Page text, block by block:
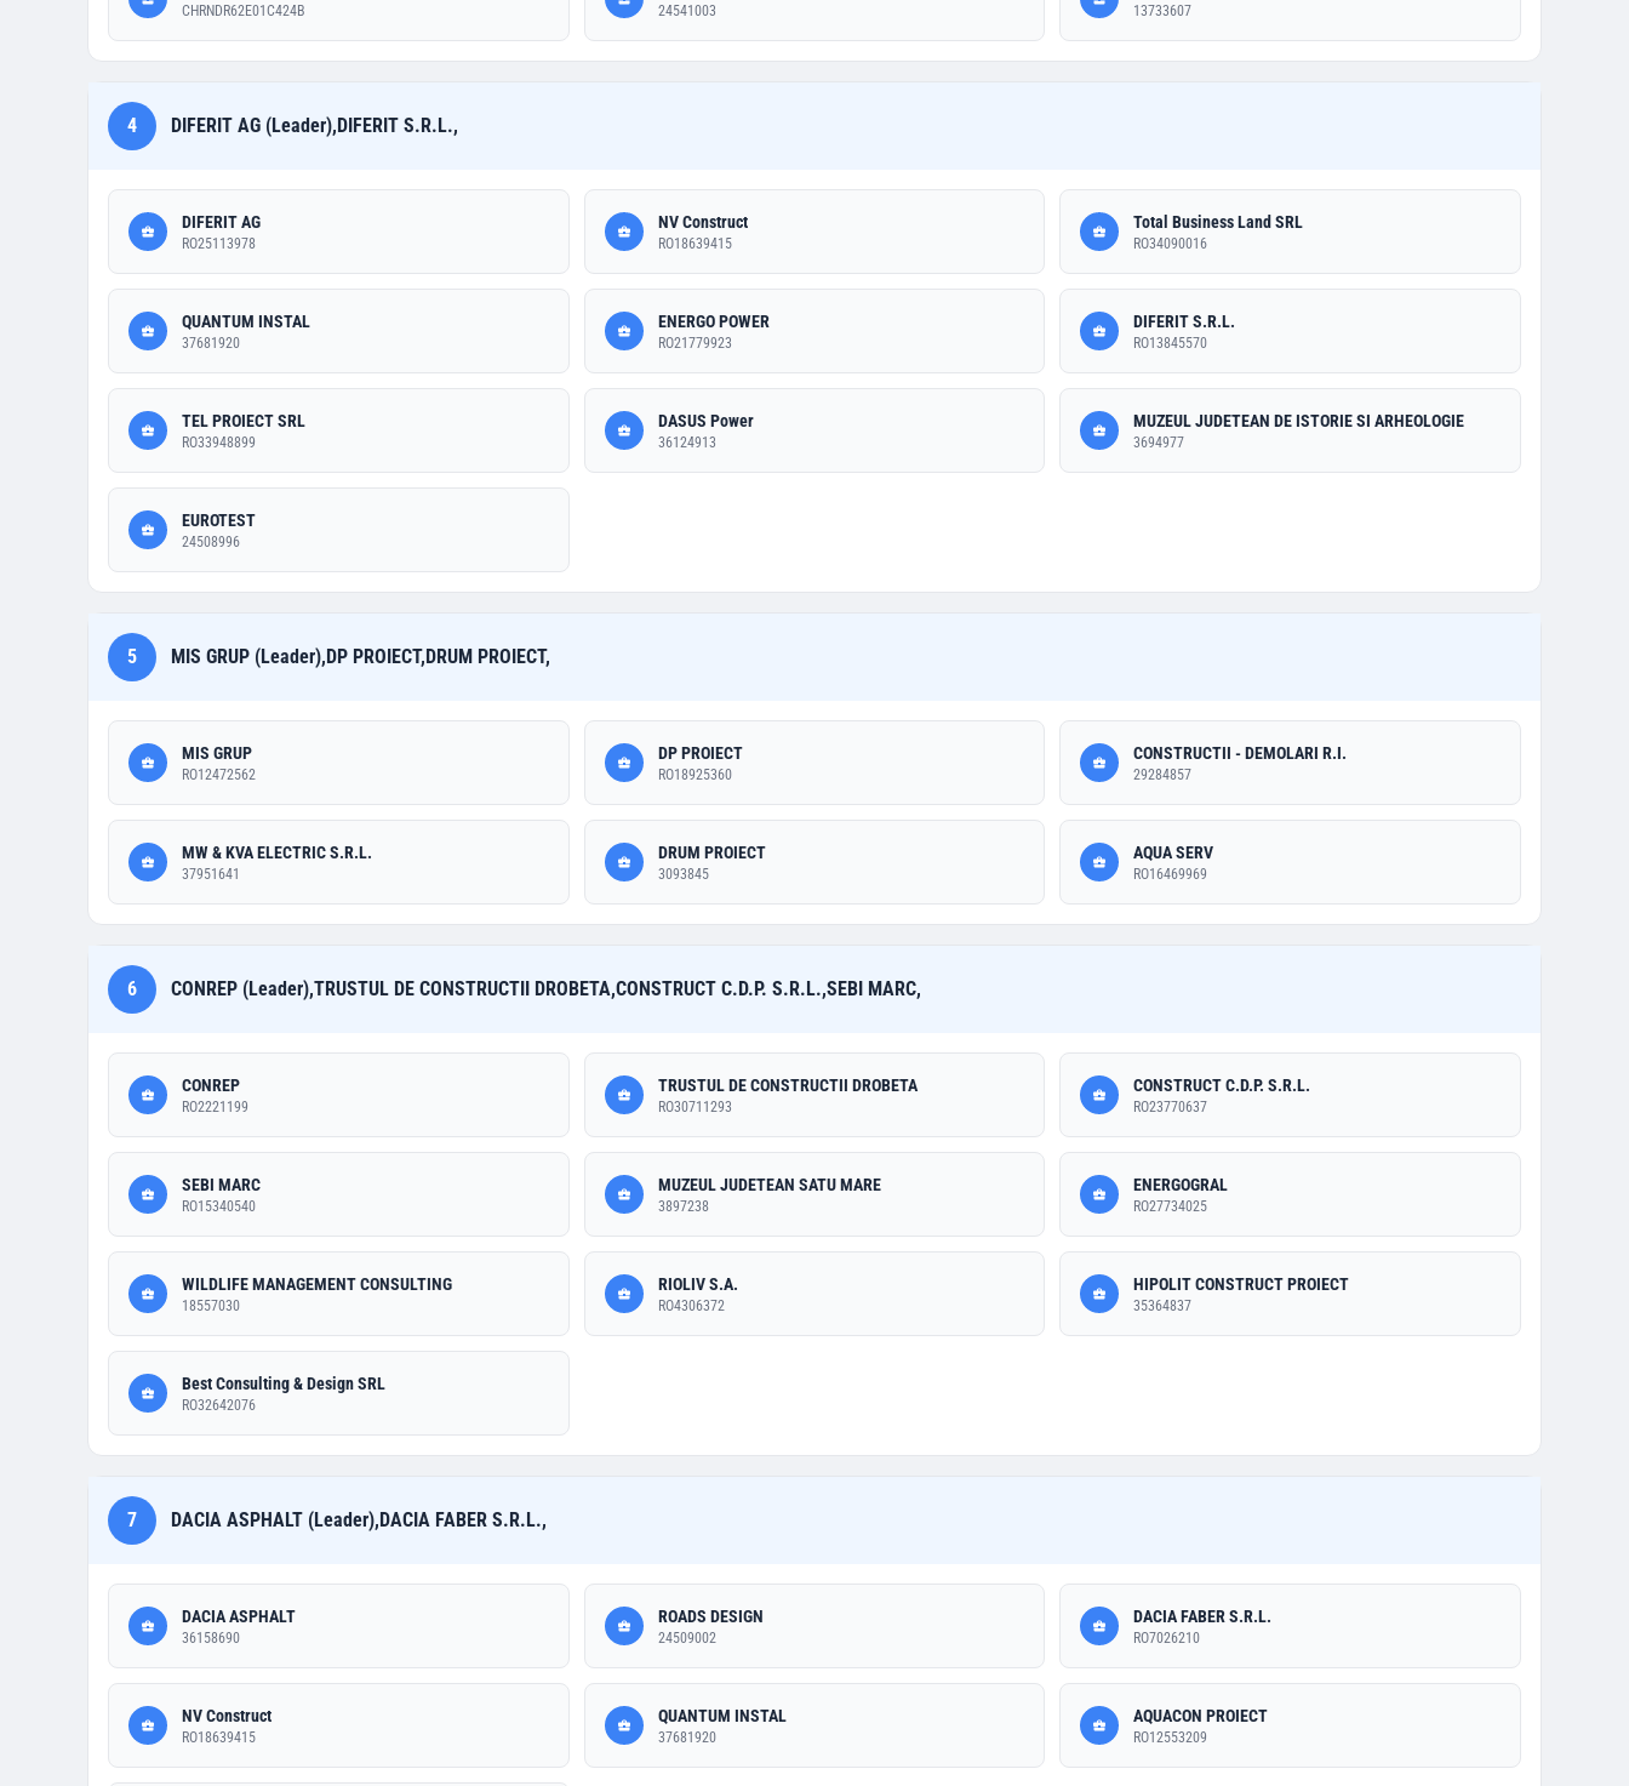
CHRNDR62E01C424B 24541003 13733607
4 DIFERIT AG (Leader),DIFERIT S.R.L.,
DIFERIT AG
RO25113978
NV Construct
RO18639415
Total Business Land SRL
RO34090016
QUANTUM INSTAL
37681920
ENERGO POWER
RO21779923
DIFERIT S.R.L.
RO13845570
TEL PROIECT SRL
RO33948899
DASUS Power
36124913
MUZEUL JUDETEAN DE ISTORIE SI ARHEOLOGIE
3694977
EUROTEST
24508996
5 MIS GRUP (Leader),DP PROIECT,DRUM PROIECT,
MIS GRUP
RO12472562
DP PROIECT
RO18925360
CONSTRUCTII - DEMOLARI R.I.
29284857
MW & KVA ELECTRIC S.R.L.
37951641
DRUM PROIECT
3093845
AQUA SERV
RO16469969
6 CONREP (Leader),TRUSTUL DE CONSTRUCTII DROBETA,CONSTRUCT C.D.P. S.R.L.,SEBI MARC,
CONREP
RO2221199
TRUSTUL DE CONSTRUCTII DROBETA
RO30711293
CONSTRUCT C.D.P. S.R.L.
RO23770637
SEBI MARC
RO15340540
MUZEUL JUDETEAN SATU MARE
3897238
ENERGOGRAL
RO27734025
WILDLIFE MANAGEMENT CONSULTING
18557030
RIOLIV S.A.
RO4306372
HIPOLIT CONSTRUCT PROIECT
35364837
Best Consulting & Design SRL
RO32642076
7 DACIA ASPHALT (Leader),DACIA FABER S.R.L.,
DACIA ASPHALT
36158690
ROADS DESIGN
24509002
DACIA FABER S.R.L.
RO7026210
NV Construct
RO18639415
QUANTUM INSTAL
37681920
AQUACON PROIECT
RO12553209